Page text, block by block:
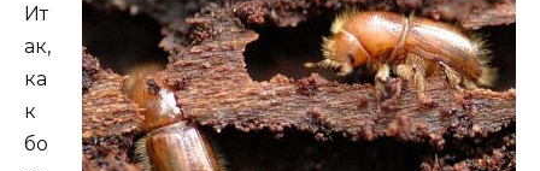
Ит
ак,
ка
к
бо